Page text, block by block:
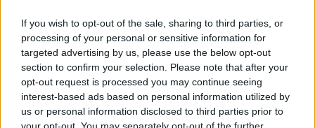
If you wish to opt-out of the sale, sharing to third parties, or
processing of your personal or sensitive information for
targeted advertising by us, please use the below opt-out
section to confirm your selection. Please note that after your
opt-out request is processed you may continue seeing
interest-based ads based on personal information utilized by
us or personal information disclosed to third parties prior to
your opt-out. You may separately opt-out of the further
Hírek
Videók
Kisállatok egészsége
#allergia #influenza#cukorbetegség
#orvosmeteorológia#vérnyomás#stroke#rákbetegség
#pajzsmirigy#reflux#ekcéma#herpesz